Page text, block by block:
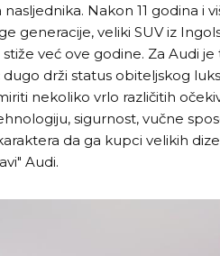
Nakon 11 godina i
generacije, veliki SUV iz
već ove godine. Za Audi
drži status obiteljskog
nekoliko vrlo različitih
sigurnost, vučne
da ga kupci velikih
Audi.